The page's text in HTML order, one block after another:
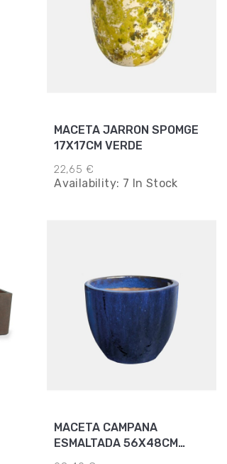
MACETA JARRON SPOMGE
17X17CM VERDE
22,65 €
Availability: 7 In Stock
MACETA CAMPANA
ESMALTADA 56X48CM